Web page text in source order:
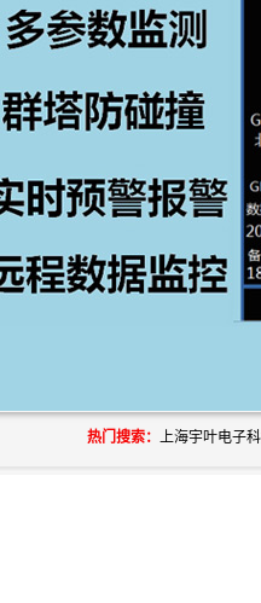
热门搜索：